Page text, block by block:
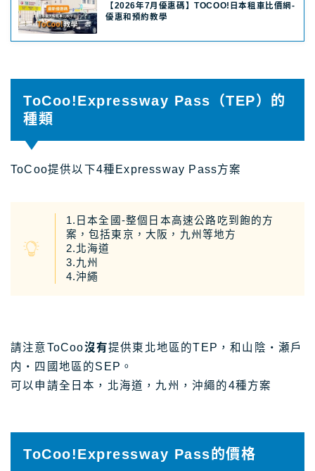
【2026年7月優惠碼】TOCOO!日本租車比價網-
優惠和預約教學
ToCoo!Expressway Pass（TEP）的
種類
ToCoo提供以下4種Expressway Pass方案
1.日本全國-整個日本高速公路吃到飽的方
案，包括東京，大阪，九州等地方
2.北海道
3.九州
4.沖繩
請注意ToCoo沒有提供東北地區的TEP，和山陰・瀬戸
内・四國地區的SEP。
可以申請全日本，北海道，九州，沖繩的4種方案
ToCoo!Expressway Pass的價格